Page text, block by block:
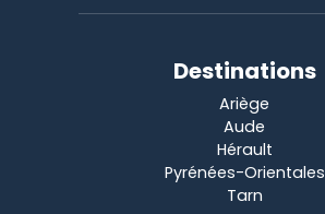
Destinations
Ariège
Aude
Hérault
Pyrénées-Orientales
Tarn